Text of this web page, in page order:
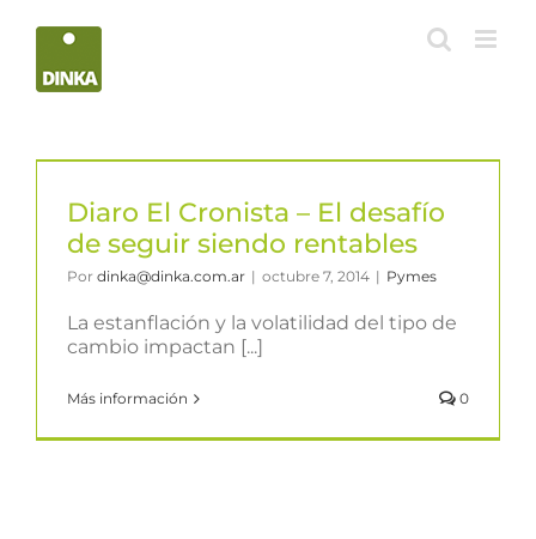
Diaro El Cronista – El desafío
de seguir siendo rentables
Por dinka@dinka.com.ar | octubre 7, 2014 | Pymes
La estanflación y la volatilidad del tipo de
cambio impactan [...]
Más información 0